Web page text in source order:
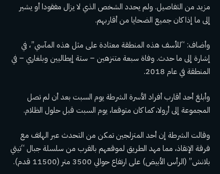
مزيد من التفاصيل. ولم يحدد الشخص الذي لا يزال مفقودا أو يشير
إلى ما إذا كان جميع الضحايا من أقاربهم.
وأضاف: “للأسف هذه المنطقة معتادة على مثل هذه المآسي”، في
إشارة إلى ما حدث. وفاة سبعة متنزهين – ستة إيطاليين وبلغاري – في
المنطقة في عام 2018.
وأبلغ أحد أقارب أفراد الأسرة الشرطة يوم السبت بعد أن لم تصل
المجموعة إلى أرولا، كما كان متوقعا، يوم السبت قبل حلول الظلام.
وقالت الشرطة إن أحد المتزلجين تمكن من التحدث عبر الهاتف مع
فرقة الإنقاذ، مما مهد الطريق لموقعهم بالقرب من سلسلة جبال “تيتي
بلانش” (الرأس الأبيض) على ارتفاع حوالي 3500 متر (11500 قدم).